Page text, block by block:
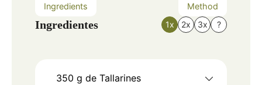
Ingredients Method
Ingredientes 1x 2x 3x ?
350 g de Tallarines